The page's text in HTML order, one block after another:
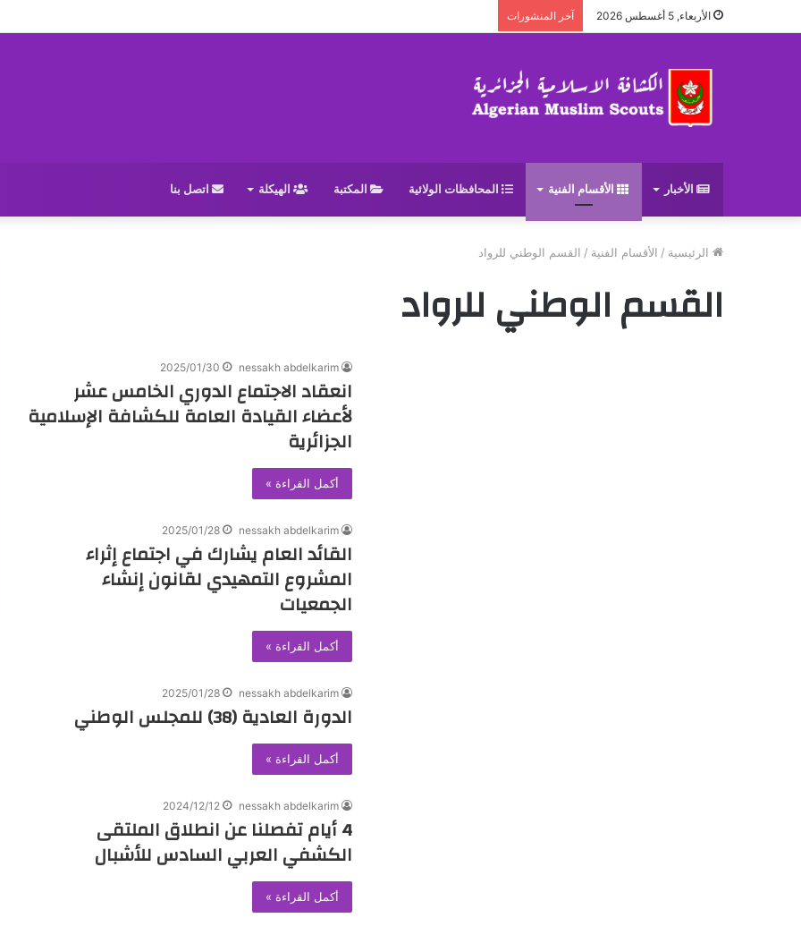
الأربعاء, 5 أغسطس 2026 آخر المنشورات
الأخبار الأقسام الفنية المحافظات الولائية المكتبة الهيكلة اتصل بنا
الرئيسية / الأقسام الفنية / القسم الوطني للرواد
القسم الوطني للرواد
nessakh abdelkarim
2025/01/30
انعقاد الاجتماع الدوري الخامس عشر
لأعضاء القيادة العامة للكشافة الإسلامية
الجزائرية
أكمل القراءة »
nessakh abdelkarim
2025/01/28
القائد العام يشارك في اجتماع إثراء
المشروع التمهيدي لقانون إنشاء
الجمعيات
أكمل القراءة »
nessakh abdelkarim
2025/01/28
الدورة العادية (38) للمجلس الوطني
أكمل القراءة »
nessakh abdelkarim
2024/12/12
4 أيام تفصلنا عن انطلاق الملتقى
الكشفي العربي السادس للأشبال
أكمل القراءة »